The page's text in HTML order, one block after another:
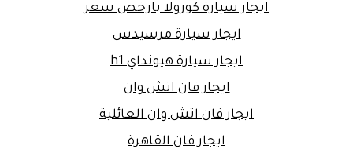
ايجار سيارة كورولا بارخص سعر
ايجار سيارة مرسيدس
ايجار سيارة هيونداي h1
ايجار فان اتش وان
ايجار فان اتش وان العائلية
ايجار فان القاهرة